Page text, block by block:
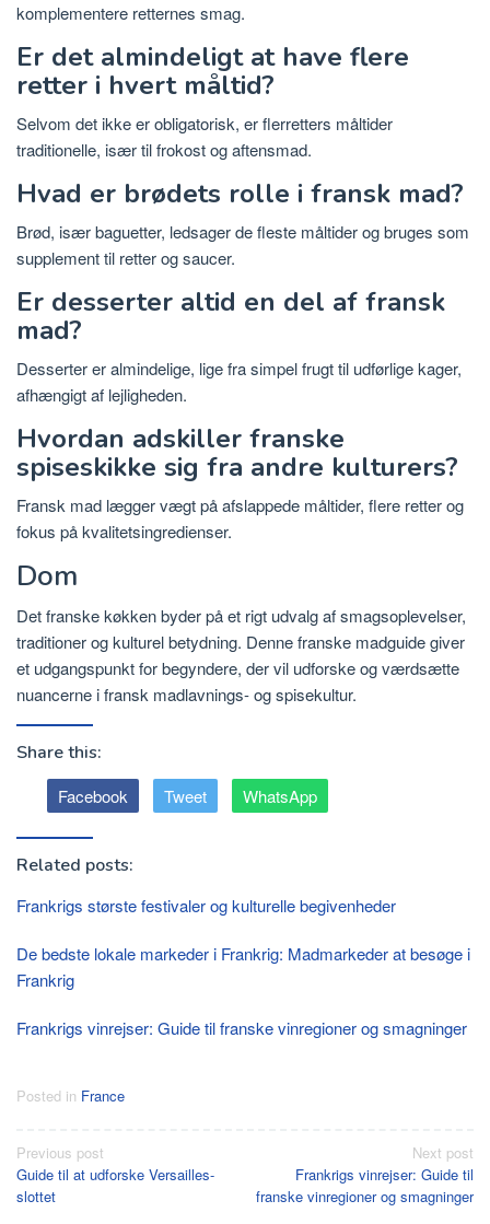
komplementere retternes smag.
Er det almindeligt at have flere
retter i hvert måltid?
Selvom det ikke er obligatorisk, er flerretters måltider
traditionelle, især til frokost og aftensmad.
Hvad er brødets rolle i fransk mad?
Brød, især baguetter, ledsager de fleste måltider og bruges som
supplement til retter og saucer.
Er desserter altid en del af fransk
mad?
Desserter er almindelige, lige fra simpel frugt til udførlige kager,
afhængigt af lejligheden.
Hvordan adskiller franske
spiseskikke sig fra andre kulturers?
Fransk mad lægger vægt på afslappede måltider, flere retter og
fokus på kvalitetsingredienser.
Dom
Det franske køkken byder på et rigt udvalg af smagsoplevelser,
traditioner og kulturel betydning. Denne franske madguide giver
et udgangspunkt for begyndere, der vil udforske og værdsætte
nuancerne i fransk madlavnings- og spisekultur.
Share this:
Facebook Tweet WhatsApp
Related posts:
Frankrigs største festivaler og kulturelle begivenheder
De bedste lokale markeder i Frankrig: Madmarkeder at besøge i
Frankrig
Frankrigs vinrejser: Guide til franske vinregioner og smagninger
Posted in France
Post
navigation
Previous post
Guide til at udforske Versailles-
slottet
Next post
Frankrigs vinrejser: Guide til
franske vinregioner og smagninger